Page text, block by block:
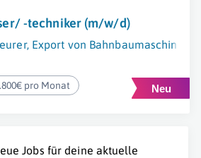
-techniker (m/w/d)
Export von Bahnbaumaschinen,
pro Monat
Jobs für deine aktuelle